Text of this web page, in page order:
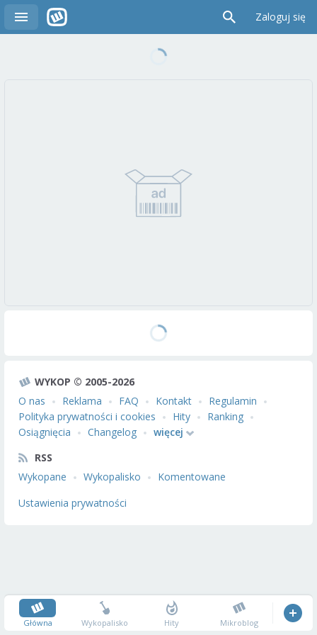
Zaloguj się
WYKOP © 2005-2026
O nas
Reklama FAQ Kontakt
Regulamin
Polityka prywatności i cookies
Hity
Ranking
Osiągnięcia
Changelog
więcej
RSS
Wykopane
Wykopalisko
Komentowane
Ustawienia prywatności
Główna Wykopalisko Hity Mikroblog